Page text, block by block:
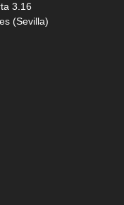
3.16
(Sevilla)